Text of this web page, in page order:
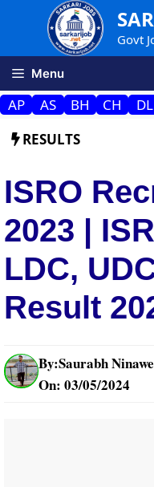
Govt
Menu
AP AS BH CH DL
RESULTS
ISRO
2023 |
LDC,
Result
By:Saurabh Ninawe
On: 03/05/2024